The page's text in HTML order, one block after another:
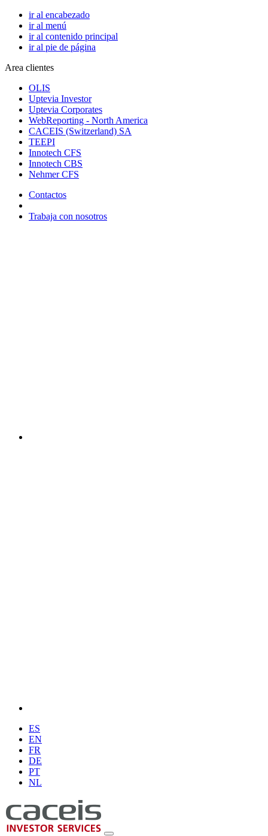
ir al encabezado
ir al menú
ir al contenido principal
ir al pie de página
Area clientes
OLIS
Uptevia Investor
Uptevia Corporates
WebReporting - North America
CACEIS (Switzerland) SA
TEEPI
Innotech CFS
Innotech CBS
Nehmer CFS
Contactos
Trabaja con nosotros
ES
EN
FR
DE
PT
NL